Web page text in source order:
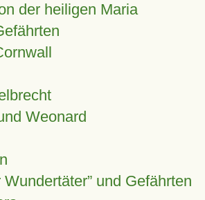
der heiligen Maria
Weonard
Wundertäter” und Gefährten